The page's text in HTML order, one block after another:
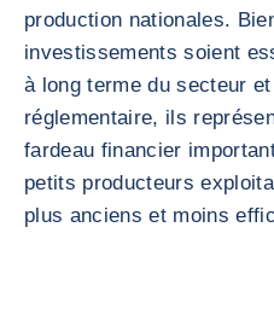
production nationales.
investissements soient
à long terme du secteur
réglementaire, ils
fardeau financier
petits producteurs
plus anciens et moins